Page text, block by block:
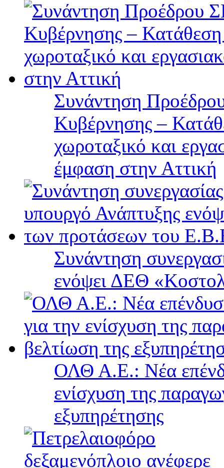
Συνάντηση
Κυβέρνησης –
χωροταξικό και
έμφαση στην Αττική
Συνάντηση
ενόψει ΔΕΘ
ΟΛΘ Α.Ε.: Νέα
ενίσχυση της
εξυπηρέτησης